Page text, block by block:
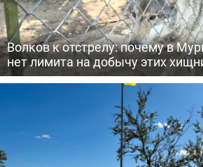
Волков к отстрелу: почему в
нет лимита на добычу этих